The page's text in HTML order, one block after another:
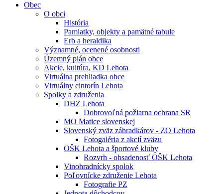
Obec
O obci
História
Pamiatky, objekty a pamätné tabule
Erb a heraldika
Významné, ocenené osobnosti
Územný plán obce
Akcie, kultúra, KD Lehota
Virtuálna prehliadka obce
Virtuálny cintorín Lehota
Spolky a združenia
DHZ Lehota
Dobrovoľná požiarna ochrana SR
MO Matice slovenskej
Slovenský zväz záhradkárov - ZO Lehota
Fotogaléria z akcií zväzu
OŠK Lehota a športové kluby
Rozvrh - obsadenosť OŠK Lehota
Vinohradnícky spolok
Poľovnícke združenie Lehota
Fotografie PZ